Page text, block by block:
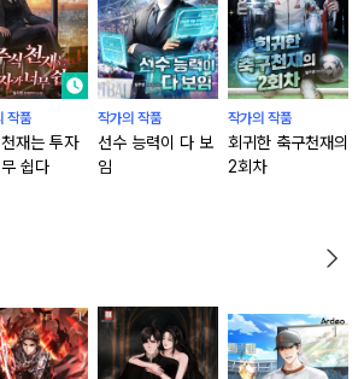
작품
재는 투자
쉽다
작가의 작품
선수 능력이 다 보
임
작가의 작품
회귀한 축구천재의
2회차